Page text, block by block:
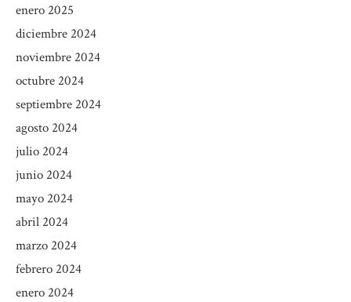
enero 2025
diciembre 2024
noviembre 2024
octubre 2024
septiembre 2024
agosto 2024
julio 2024
junio 2024
mayo 2024
abril 2024
marzo 2024
febrero 2024
enero 2024